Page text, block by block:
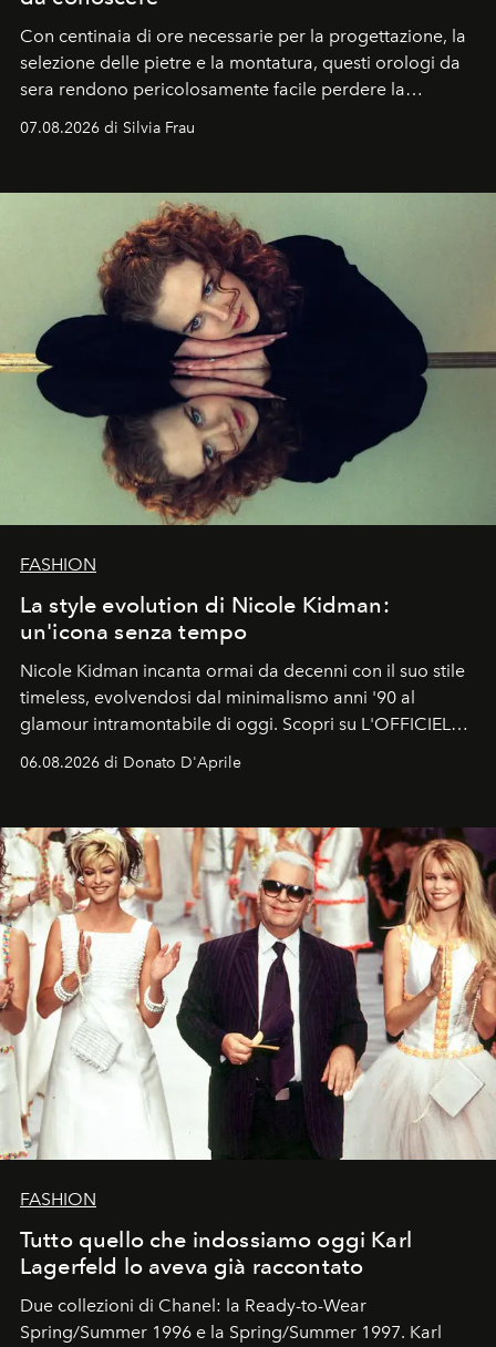
Con centinaia di ore necessarie per la progettazione, la
selezione delle pietre e la montatura, questi orologi da
sera rendono pericolosamente facile perdere la
cognizione del tempo. Ma con quadranti così
07.08.2026 di Silvia Frau
FASHION
La style evolution di Nicole Kidman:
un'icona senza tempo
Nicole Kidman incanta ormai da decenni con il suo stile
timeless, evolvendosi dal minimalismo anni '90 al
glamour intramontabile di oggi. Scopri su L'OFFICIEL
Italia la sua style evolution.
06.08.2026 di Donato D'Aprile
FASHION
Tutto quello che indossiamo oggi Karl
Lagerfeld lo aveva già raccontato
Due collezioni di Chanel: la Ready-to-Wear
Spring/Summer 1996 e la Spring/Summer 1997. Karl